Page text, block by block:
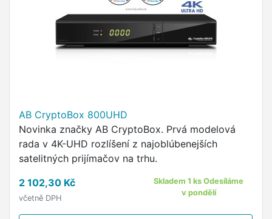
AB CryptoBox 800UHD
Novinka značky AB CryptoBox. Prvá modelová
rada v 4K-UHD rozlíšení z najoblúbenejších
satelitných prijímačov na trhu.
2 102,30 Kč
včetně DPH
Skladem 1 ks Odesíláme
v pondělí